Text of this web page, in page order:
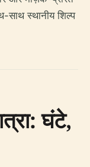
साथ स्थानीय शिल्प
घंटे,